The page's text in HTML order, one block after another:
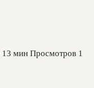
13 мин Просмотров 1